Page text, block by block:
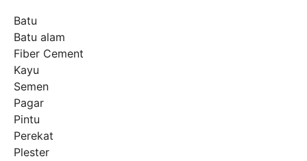
Batu
Batu alam
Fiber Cement
Kayu
Semen
Pagar
Pintu
Perekat
Plester